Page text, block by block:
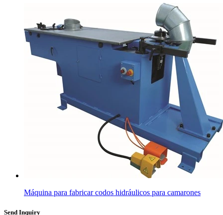
Máquina para fabricar codos hidráulicos para camarones
Send Inquiry